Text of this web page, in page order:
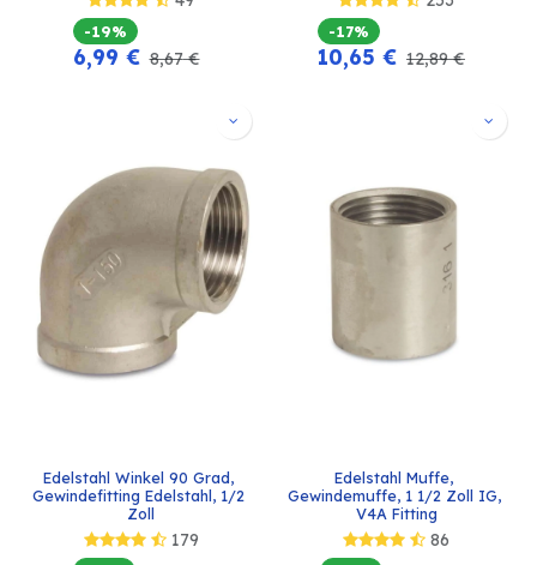
-19%
6,99 € 8,67€
-17%
10,65 € 12,89€
Edelstahl Winkel 90 Grad,
Gewindefitting Edelstahl, 1/2
Zoll
179
Edelstahl Muffe,
Gewindemuffe, 1 1/2 Zoll IG,
V4A Fitting
86